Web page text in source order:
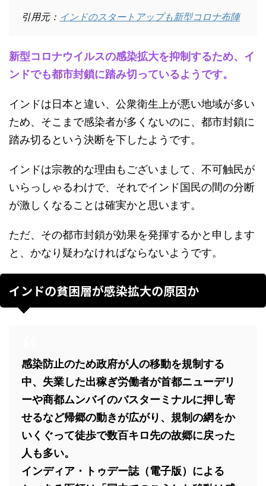
引用元： インドのスタートアップも新型コロナ布陣
新型コロナウイルスの感染拡大を抑制するため、イ
ンドでも都市封鎖に踏み切っているようです。
インドは日本と違い、公衆衛生上が悪い地域が多い
ため、そこまで感染者が多くないのに、都市封鎖に
踏み切るという決断を下したようです。
インドは宗教的な理由もございまして、不可触民が
いらっしゃるわけで、それでインド国民の間の分断
が激しくなることは確実かと思います。
ただ、その都市封鎖が効果を発揮するかと申します
と、かなり疑わなければならないようです。
インドの貧困層が感染拡大の原因か
感染防止のため政府が人の移動を規制する
中、失業した出稼ぎ労働者が首都ニューデリ
ーや商都ムンバイのバスターミナルに押し寄
せるなど帰郷の動きが広がり、規制の網をか
いくぐって徒歩で数百キロ先の故郷に戻った
人も多い。
インディア・トゥデー誌（電子版）による